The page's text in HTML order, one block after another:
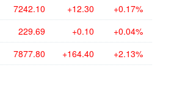
7242.10 +12.30 +0.17%
229.69 +0.10 +0.04%
7877.80 +164.40 +2.13%